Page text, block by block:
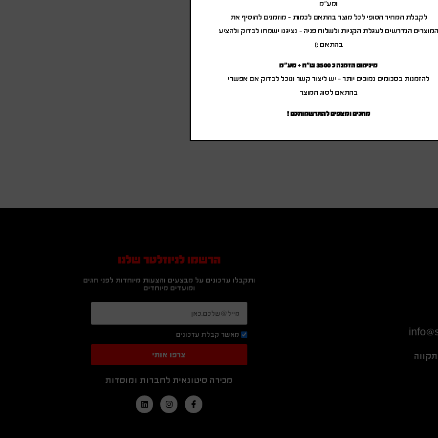
הרשמו לניוזלטר שלנו
ותקבלו עדכונים על מבצעים והצעות מיוחדות לפני חגים
ומועדים מיוחדים
מאשר קבלת עדכונים
צרפו אותי
מכירה סיטונאית לחברות ומוסדות
ומע"מ
לקבלת המחיר הסופי לכל מוצר בהתאם לכמות – מוזמנים להוסיף את
המוצרים הנדרשים לעגלת הקניות ולשלוח פניה – נציגנו ישמחו לבדוק ולהציע
בהתאם :)
מינימום הזמנה כ 3500 ש"ח + מע"מ
להזמנות בסכומים נמוכים יותר – יש ליצור קשר ונוכל לבדוק אם אפשרי
בהתאם לסוג המוצר
מחכים ומצפים להתרשמותכם !